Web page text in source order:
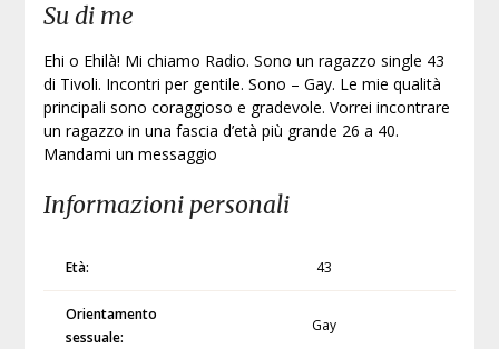
Su di me
Ehi o Ehilà! Mi chiamo Radio. Sono un ragazzo single 43
di Tivoli. Incontri per gentile. Sono – Gay. Le mie qualità
principali sono coraggioso e gradevole. Vorrei incontrare
un ragazzo in una fascia d’età più grande 26 a 40.
Mandami un messaggio
Informazioni personali
Età: 43
Orientamento
sessuale:
Gay